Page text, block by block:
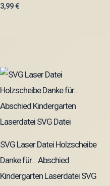
3,99€
SVG Laser Datei Holzscheibe
Danke für… Abschied
Kindergarten Laserdatei SVG